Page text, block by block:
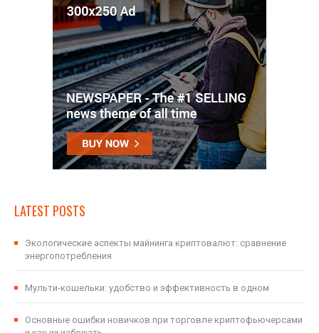
LATEST POSTS
Экологические аспекты майнинга криптовалют: сравнение
энергопотребления
Мульти-кошельки: удобство и эффективность в одном
Основные ошибки новичков при торговле криптофьючерсами